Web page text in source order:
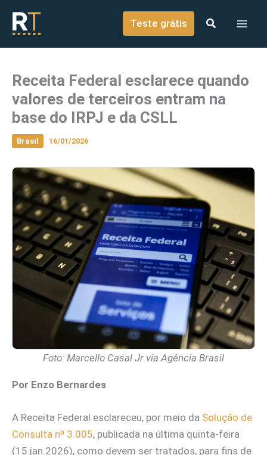
conteúdo
Teste grátis
Receita Federal esclarece quando
valores de terceiros entram na
base do IRPJ e da CSLL
Brasil 16/01/2026
Foto: Marcello Casal Jr via Agência Brasil
Por Enzo Bernardes
A Receita Federal esclareceu, por meio da Solução de
Consulta nº 3.005, publicada na última quinta-feira
(15.jan.2026), como devem ser tratados, para fins de